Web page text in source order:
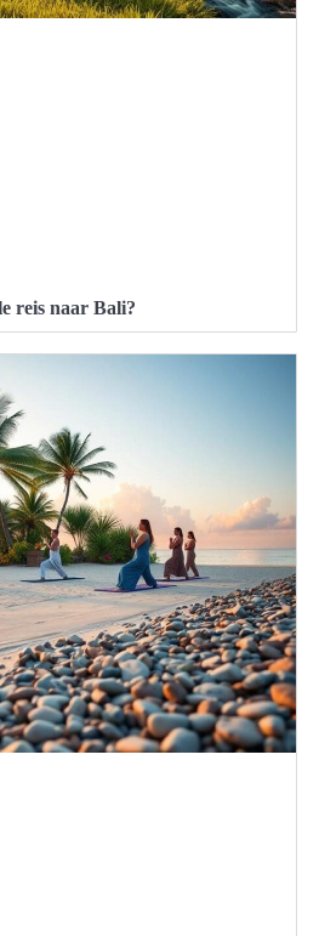
reis naar Bali?